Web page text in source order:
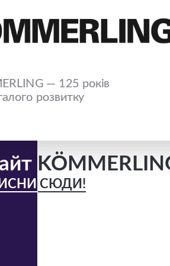
— 125 років
розвитку
СЮДИ!